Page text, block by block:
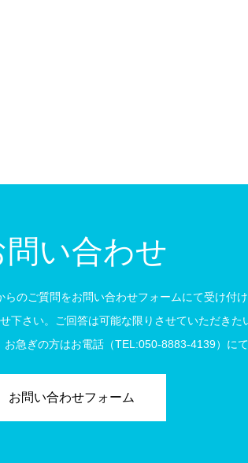
問い合わせ
のご質問をお問い合わせフォームにて受け付
下さい。ご回答は可能な限りさせていただきた
急ぎの方はお電話（TEL:050-8883-4139）に
お問い合わせフォーム